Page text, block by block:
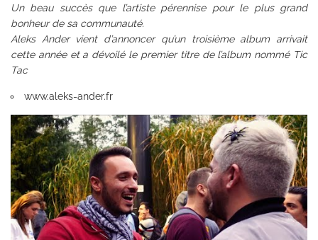
Un beau succès que l’artiste pérennise pour le plus grand
bonheur de sa communauté.
Aleks Ander vient d’annoncer qu’un troisième album arrivait
cette année et a dévoilé le premier titre de l’album nommé Tic
Tac
www.aleks-ander.fr